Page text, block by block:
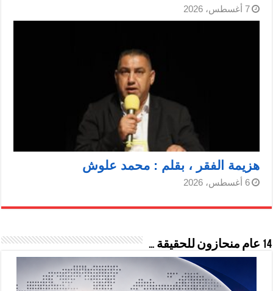
7 أغسطس، 2026
هزيمة الفقر ، بقلم : محمد علوش
6 أغسطس، 2026
14 عام منحازون للحقيقة …